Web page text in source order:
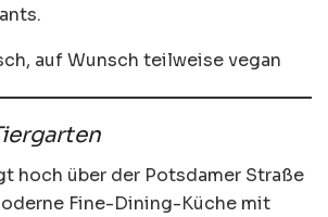
auf Wunsch teilweise vegan
hoch über der Potsdamer Straße
Fine-Dining-Küche mit